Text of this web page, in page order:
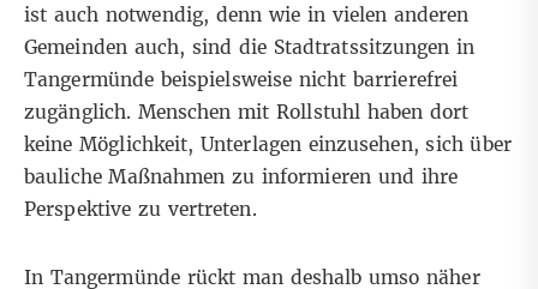
ist auch notwendig, denn wie in vielen anderen
Gemeinden auch, sind die Stadtratssitzungen in
Tangermünde beispielsweise nicht barrierefrei
zugänglich. Menschen mit Rollstuhl haben dort
keine Möglichkeit, Unterlagen einzusehen, sich über
bauliche Maßnahmen zu informieren und ihre
Perspektive zu vertreten.
In Tangermünde rückt man deshalb umso näher